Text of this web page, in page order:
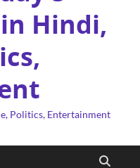
Hindi,
Politics, Entertainment